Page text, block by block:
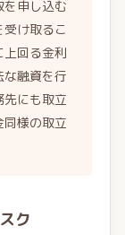
申し込む
け取るこ
上回る金利
融資を行
先にも取立
様の取立
ク